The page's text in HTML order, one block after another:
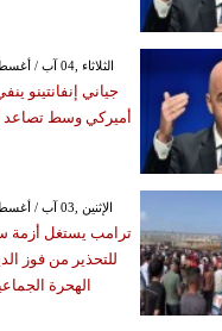
GMT 09:04 2026 الثلاثاء ,04 آب / أغسطس
جياني إنفانتينو
أميركي وسط تصاعد
GMT 04:20 2026 الإثنين ,03 آب / أغسطس
ترامب يستغل أزمة
للتحذير من فوز
الهحرة